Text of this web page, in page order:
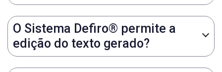
O Sistema Defiro® permite a
edição do texto gerado?